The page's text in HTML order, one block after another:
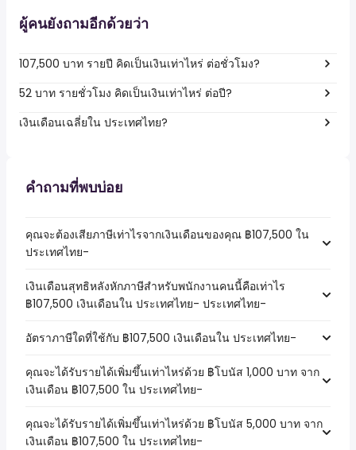
ผู้คนยังถามอีกด้วยว่า
107,500 บาท รายปี คิดเป็นเงินเท่าไหร่ ต่อชั่วโมง?
52 บาท รายชั่วโมง คิดเป็นเงินเท่าไหร่ ต่อปี?
เงินเดือนเฉลี่ยใน ประเทศไทย?
คำถามที่พบบ่อย
คุณจะต้องเสียภาษีเท่าไรจากเงินเดือนของคุณ ฿107,500 ใน
ประเทศไทย-
เงินเดือนสุทธิหลังหักภาษีสำหรับพนักงานคนนี้คือเท่าไร
฿107,500 เงินเดือนใน ประเทศไทย- ประเทศไทย-
อัตราภาษีใดที่ใช้กับ ฿107,500 เงินเดือนใน ประเทศไทย-
คุณจะได้รับรายได้เพิ่มขึ้นเท่าไหร่ด้วย ฿โบนัส 1,000 บาท จาก
เงินเดือน ฿107,500 ใน ประเทศไทย-
คุณจะได้รับรายได้เพิ่มขึ้นเท่าไหร่ด้วย ฿โบนัส 5,000 บาท จาก
เงินเดือน ฿107,500 ใน ประเทศไทย-